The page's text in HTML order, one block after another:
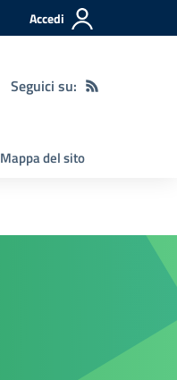
Accedi
Seguici su:
Mappa del sito